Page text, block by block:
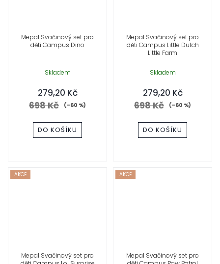
Mepal Svačinový set pro
děti Campus Dino
Skladem
279,20 Kč
698 Kč (–60 %)
DO KOŠÍKU
Mepal Svačinový set pro
děti Campus Little Dutch
Little Farm
Skladem
279,20 Kč
698 Kč (–60 %)
DO KOŠÍKU
AKCE
Mepal Svačinový set pro
AKCE
Mepal Svačinový set pro